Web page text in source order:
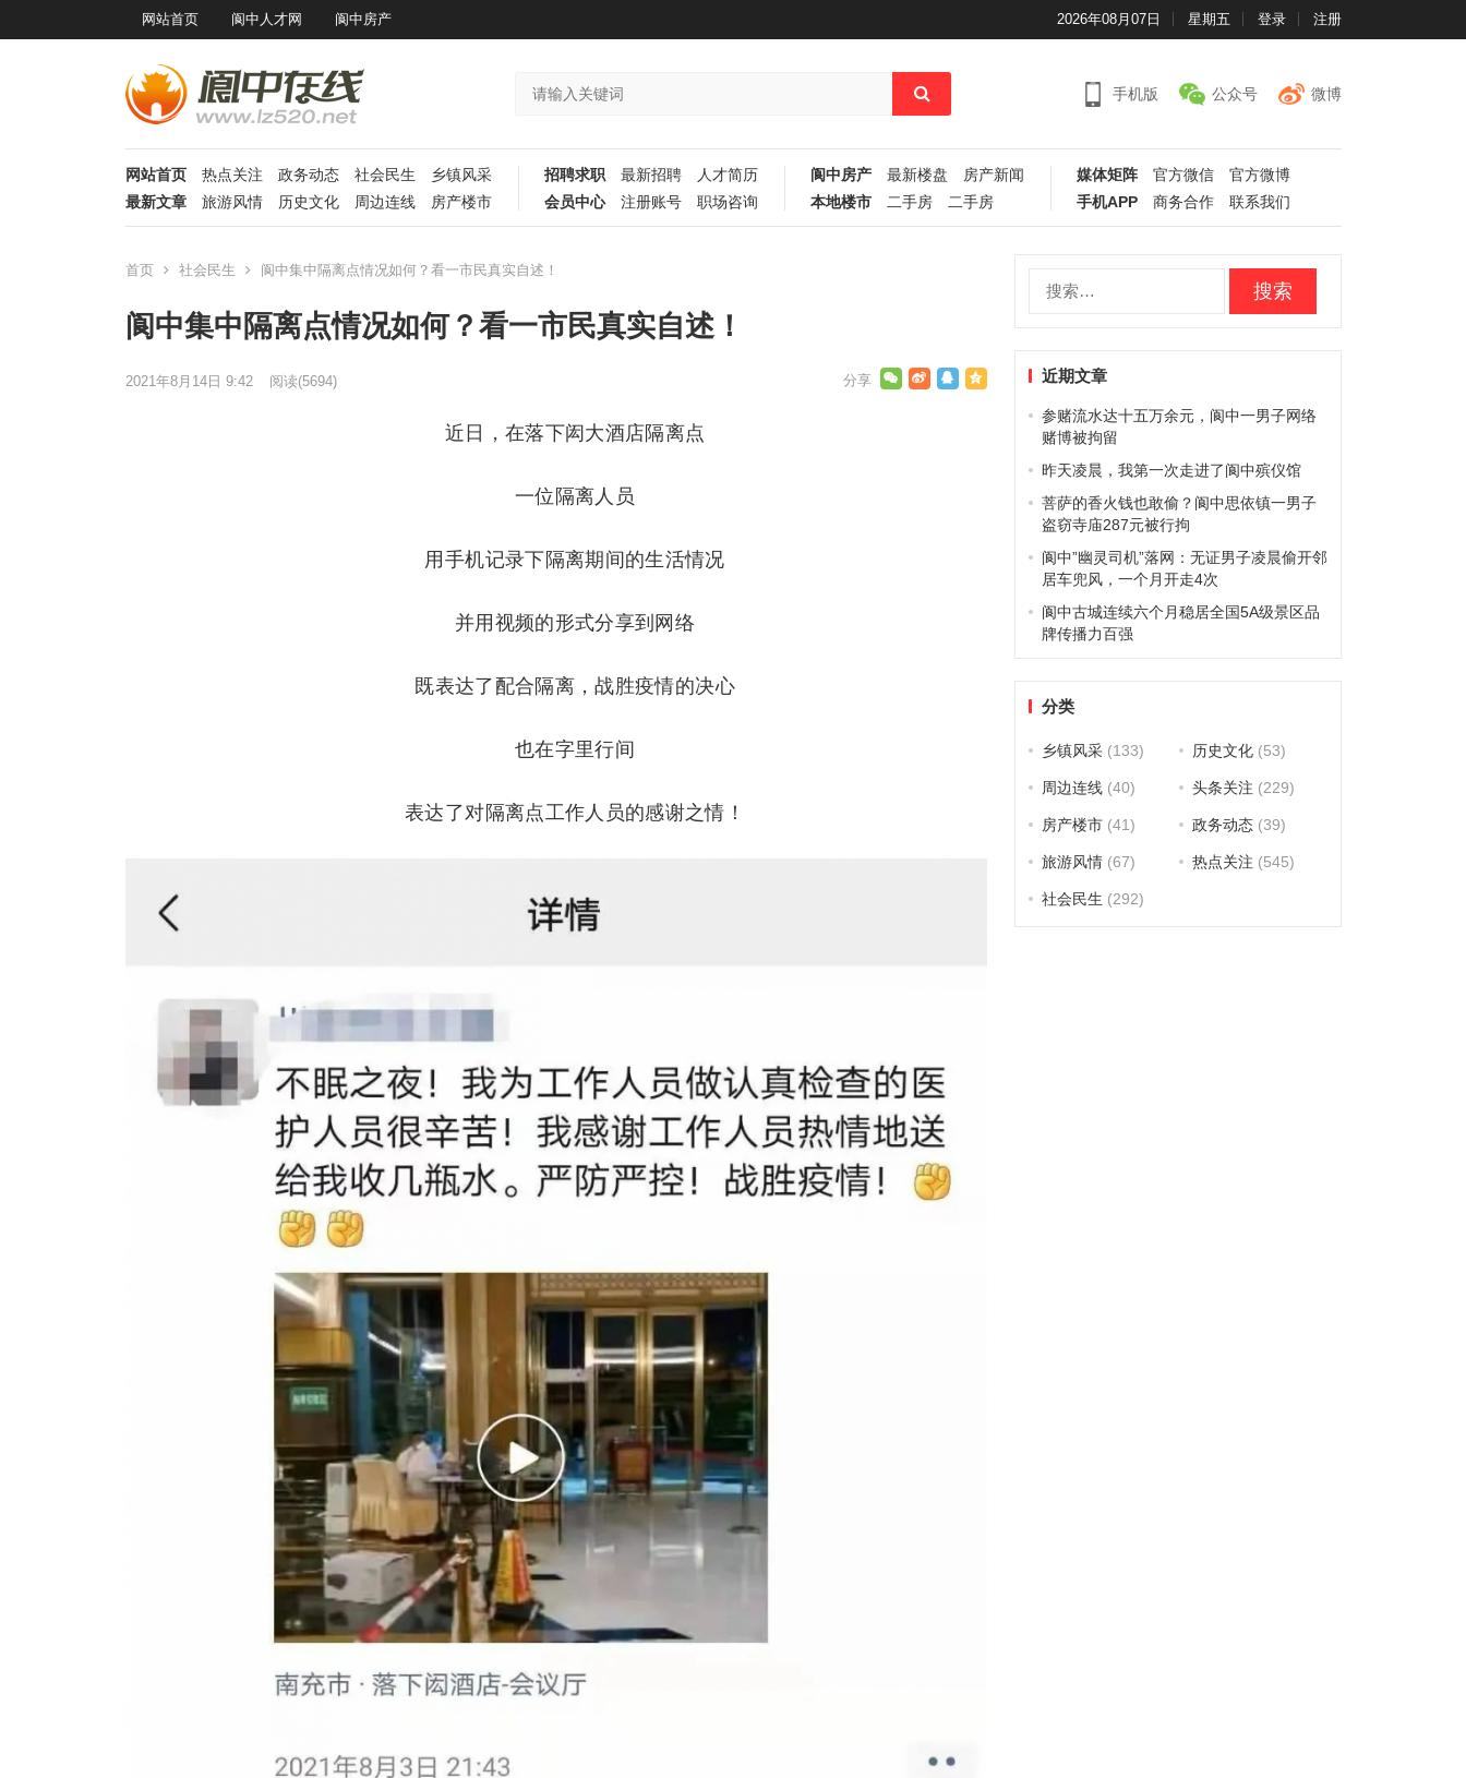
网站首页 阆中人才网 阆中房产 2026年08月07日 星期五 登录 注册
手机版 公众号 微博
网站首页 热点关注 政务动态 社会民生
乡镇风采
最新文章
旅游风情 历史文化 周边连线 房产楼市
招聘求职 最新招聘
人才简历
会员中心
注册账号 职场咨询
阆中房产 最新楼盘
房产新闻
本地楼市
二手房 二手房
媒体矩阵 官方微信
官方微博
手机APP
商务合作 联系我们
首页 社会民生 阆中集中隔离点情况如何？看一市民真实自述！
阆中集中隔离点情况如何？看一市民真实自述！
2021年8月14日 9:42 阅读(5694)
近日，在落下闳大酒店隔离点
一位隔离人员
用手机记录下隔离期间的生活情况
并用视频的形式分享到网络
既表达了配合隔离，战胜疫情的决心
也在字里行间
表达了对隔离点工作人员的感谢之情！
近期文章
参赌流水达十五万余元，阆中一男子网络
赌博被拘留
昨天凌晨，我第一次走进了阆中殡仪馆
菩萨的香火钱也敢偷？阆中思依镇一男子
盗窃寺庙287元被行拘
阆中”幽灵司机”落网：无证男子凌晨偷开邻
居车兜风，一个月开走4次
阆中古城连续六个月稳居全国5A级景区品
牌传播力百强
分类
乡镇风采(133) 历史文化(53)
周边连线(40) 头条关注 (229)
房产楼市(41) 政务动态(39)
旅游风情(67) 热点关注 (545)
社会民生 (292)